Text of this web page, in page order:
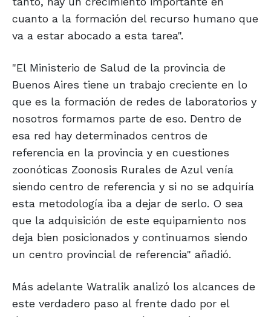
cuanto a la formación del recurso humano que
va a estar abocado a esta tarea".
"El Ministerio de Salud de la provincia de
Buenos Aires tiene un trabajo creciente en lo
que es la formación de redes de laboratorios y
nosotros formamos parte de eso. Dentro de
esa red hay determinados centros de
referencia en la provincia y en cuestiones
zoonóticas Zoonosis Rurales de Azul venía
siendo centro de referencia y si no se adquiría
esta metodología iba a dejar de serlo. O sea
que la adquisición de este equipamiento nos
deja bien posicionados y continuamos siendo
un centro provincial de referencia" añadió.
Más adelante Watralik analizó los alcances de
este verdadero paso al frente dado por el